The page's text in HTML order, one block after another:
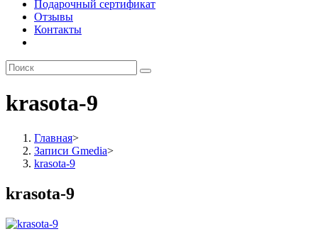
Подарочный сертификат
Отзывы
Контакты
krasota-9
Главная>
Записи Gmedia>
krasota-9
krasota-9